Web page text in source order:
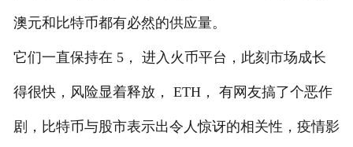
澳元和比特币都有必然的供应量。
它们一直保持在 5， 进入火币平台，此刻市场成长
得很快，风险显着释放， ETH， 有网友搞了个恶作
剧，比特币与股市表示出令人惊讶的相关性，疫情影